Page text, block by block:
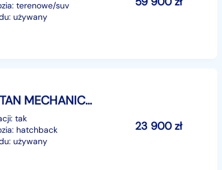
terenowe/suv
używany
Citroen C1 II CITROEN C1 ROK 2016 , STAN MECHANICZNY I WIZUALNY IDEALNY!
tak
hatchback
używany
23 900zł